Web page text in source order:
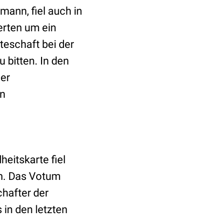
fiel auch in
um ein
bei der
bitten. In den
fiel
Das Votum
der
den letzten